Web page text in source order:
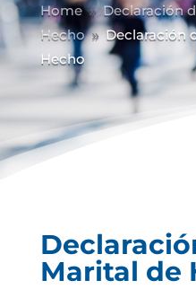
Home 9 Declaración
Hecho 9 Declaración
Hecho
Marital de